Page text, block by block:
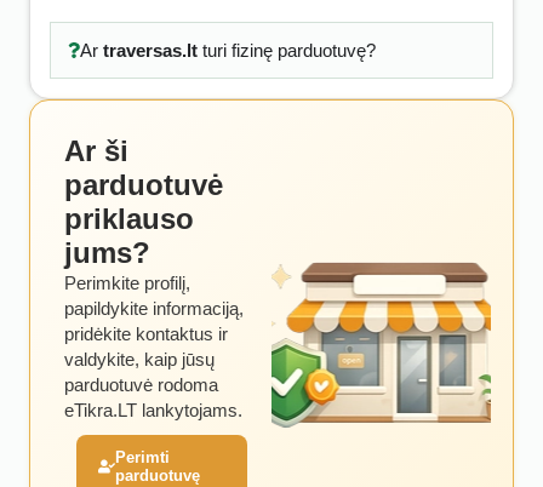
Ar traversas.ltturi fizinę parduotuvę?
Ar ši
parduotuvė
priklauso
jums?
Perimkite profilį,
papildykite informaciją,
pridėkite kontaktus ir
valdykite, kaip jūsų
parduotuvė rodoma
eTikra.LT lankytojams.
Perimti
parduotuvę